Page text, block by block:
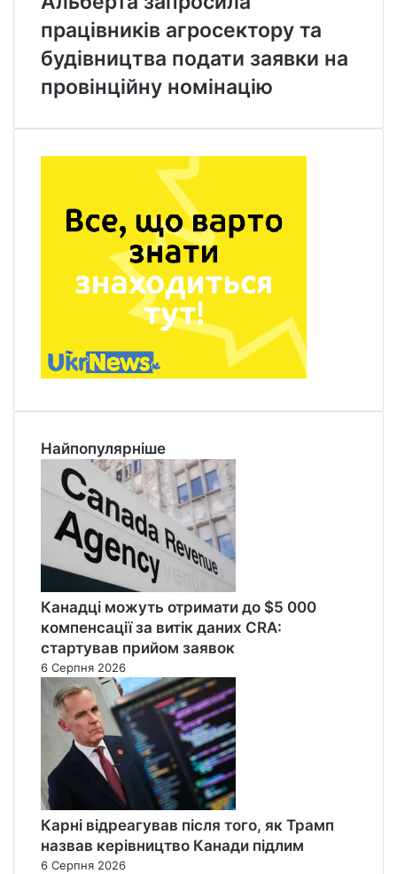
працівників агросектору та
будівництва подати заявки на
провінційну номінацію
Найпопулярніше
Канадці можуть отримати до $5 000
компенсації за витік даних CRA:
стартував прийом заявок
6 Серпня 2026
Карні відреагував після того, як Трамп
назвав керівництво Канади підлим
6 Серпня 2026